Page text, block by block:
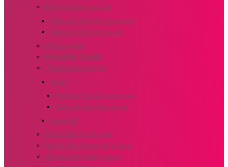
Bồn rửa chén cao cấp
Chậu vòi rửa chén Eurogold
Chậu vòi rửa chén Aroki
Vòi rửa chén
PHỤ KIỆN TỦ BẾP
Thương hiệu nổi bật
Aroki
Phụ kiện tủ bếp Inox Aroki
Chậu vòi rửa chén Aroki
Eurogold
Giá bát đĩa tủ bếp trên
Giá bát đĩa xoong nồi tủ dưới
Giá dao thớt chai lọ gia vị